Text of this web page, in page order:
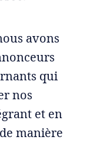
avons
qui
nos
et en
manière